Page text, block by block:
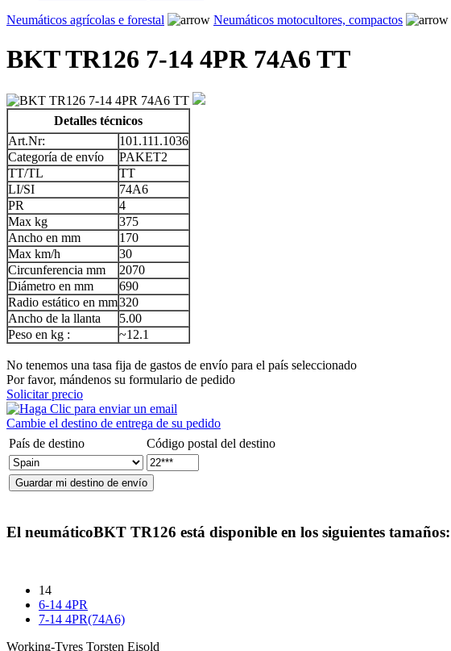
Neumáticos agrícolas e forestal
Neumáticos motocultores, compactos
BKT TR126 7-14 4PR 74A6 TT
Detalles técnicos
Art.Nr:
101.111.1036
Categoría de envío
PAKET2
TT/TL
TT
LI/SI
74A6
PR
4
Max kg
375
Ancho en mm
170
Max km/h
30
Circunferencia mm
2070
Diámetro en mm
690
Radio estático en mm320
Ancho de la llanta
5.00
Peso en kg :
~12.1
No tenemos una tasa fija de gastos de envío para el país seleccionado
Por favor, mándenos su formulario de pedido
Solicitar precio
Cambie el destino de entrega de su pedido
País de destino
Código postal del destino
El neumáticoBKT TR126 está disponible en los siguientes tamaños:
14
6-14 4PR
7-14 4PR(74A6)
Working-Tyres Torsten Eisold